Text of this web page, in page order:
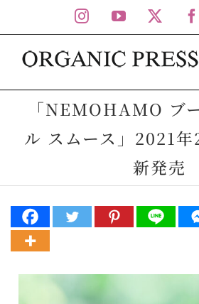
to
content
Instagram
YouTube
「NEMOHAMO ブ
ル スムース」2021
新発売